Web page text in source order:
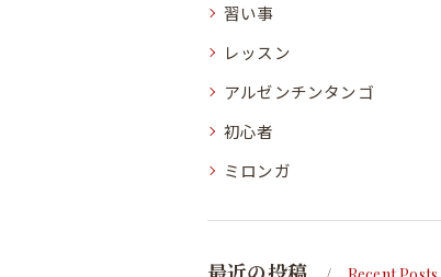
習い事
レッスン
アルゼンチンタンゴ
初心者
ミロンガ